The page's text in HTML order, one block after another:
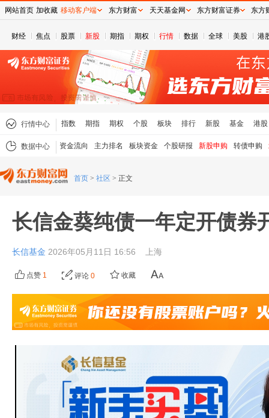
财经 焦点 股票 新股 期指 期权 行情 数据 全球 美股 港
行情中心 指数 期指 期权 个股 板块 排行 新股 基金 港股
数据中心 资金流向 主力排名 板块资金 个股研报 新股申购 转债申购
首页 > 社区 > 正文
长信金葵纯债一年定开债券
长信基金 2026年05月11日 16:56 上海
点赞 1 评论 0 收藏
网站首页 加收藏 移动客户端 东方财富 天天基金网 东方财富证券 东方